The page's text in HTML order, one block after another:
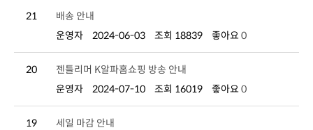
21
배송 안내
운영자
2024-06-03 조회 18839 좋아요 0
20
젠틀리머 K알파홈쇼핑 방송 안내
운영자
2024-07-10 조회 16019 좋아요 0
19
세일 마감 안내